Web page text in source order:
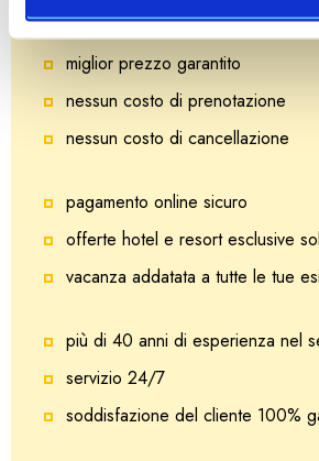
Perché Arena Hotels?
miglior prezzo garantito
nessun costo di prenotazione
nessun costo di cancellazione
pagamento online sicuro
offerte hotel e resort esclusive
vacanza addatata a tutte le tue
più di 40 anni di esperienza nel
servizio 24/7
soddisfazione del cliente 100%